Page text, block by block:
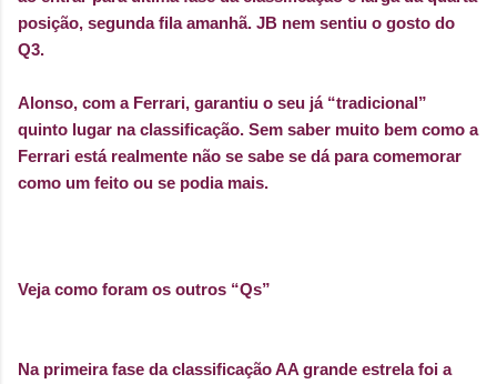
posição, segunda fila amanhã. JB nem sentiu o gosto do
Q3.
Alonso, com a Ferrari, garantiu o seu já “tradicional”
quinto lugar na classificação. Sem saber muito bem como a
Ferrari está realmente não se sabe se dá para comemorar
como um feito ou se podia mais.
Veja como foram os outros “Qs”
Na primeira fase da classificação AA grande estrela foi a